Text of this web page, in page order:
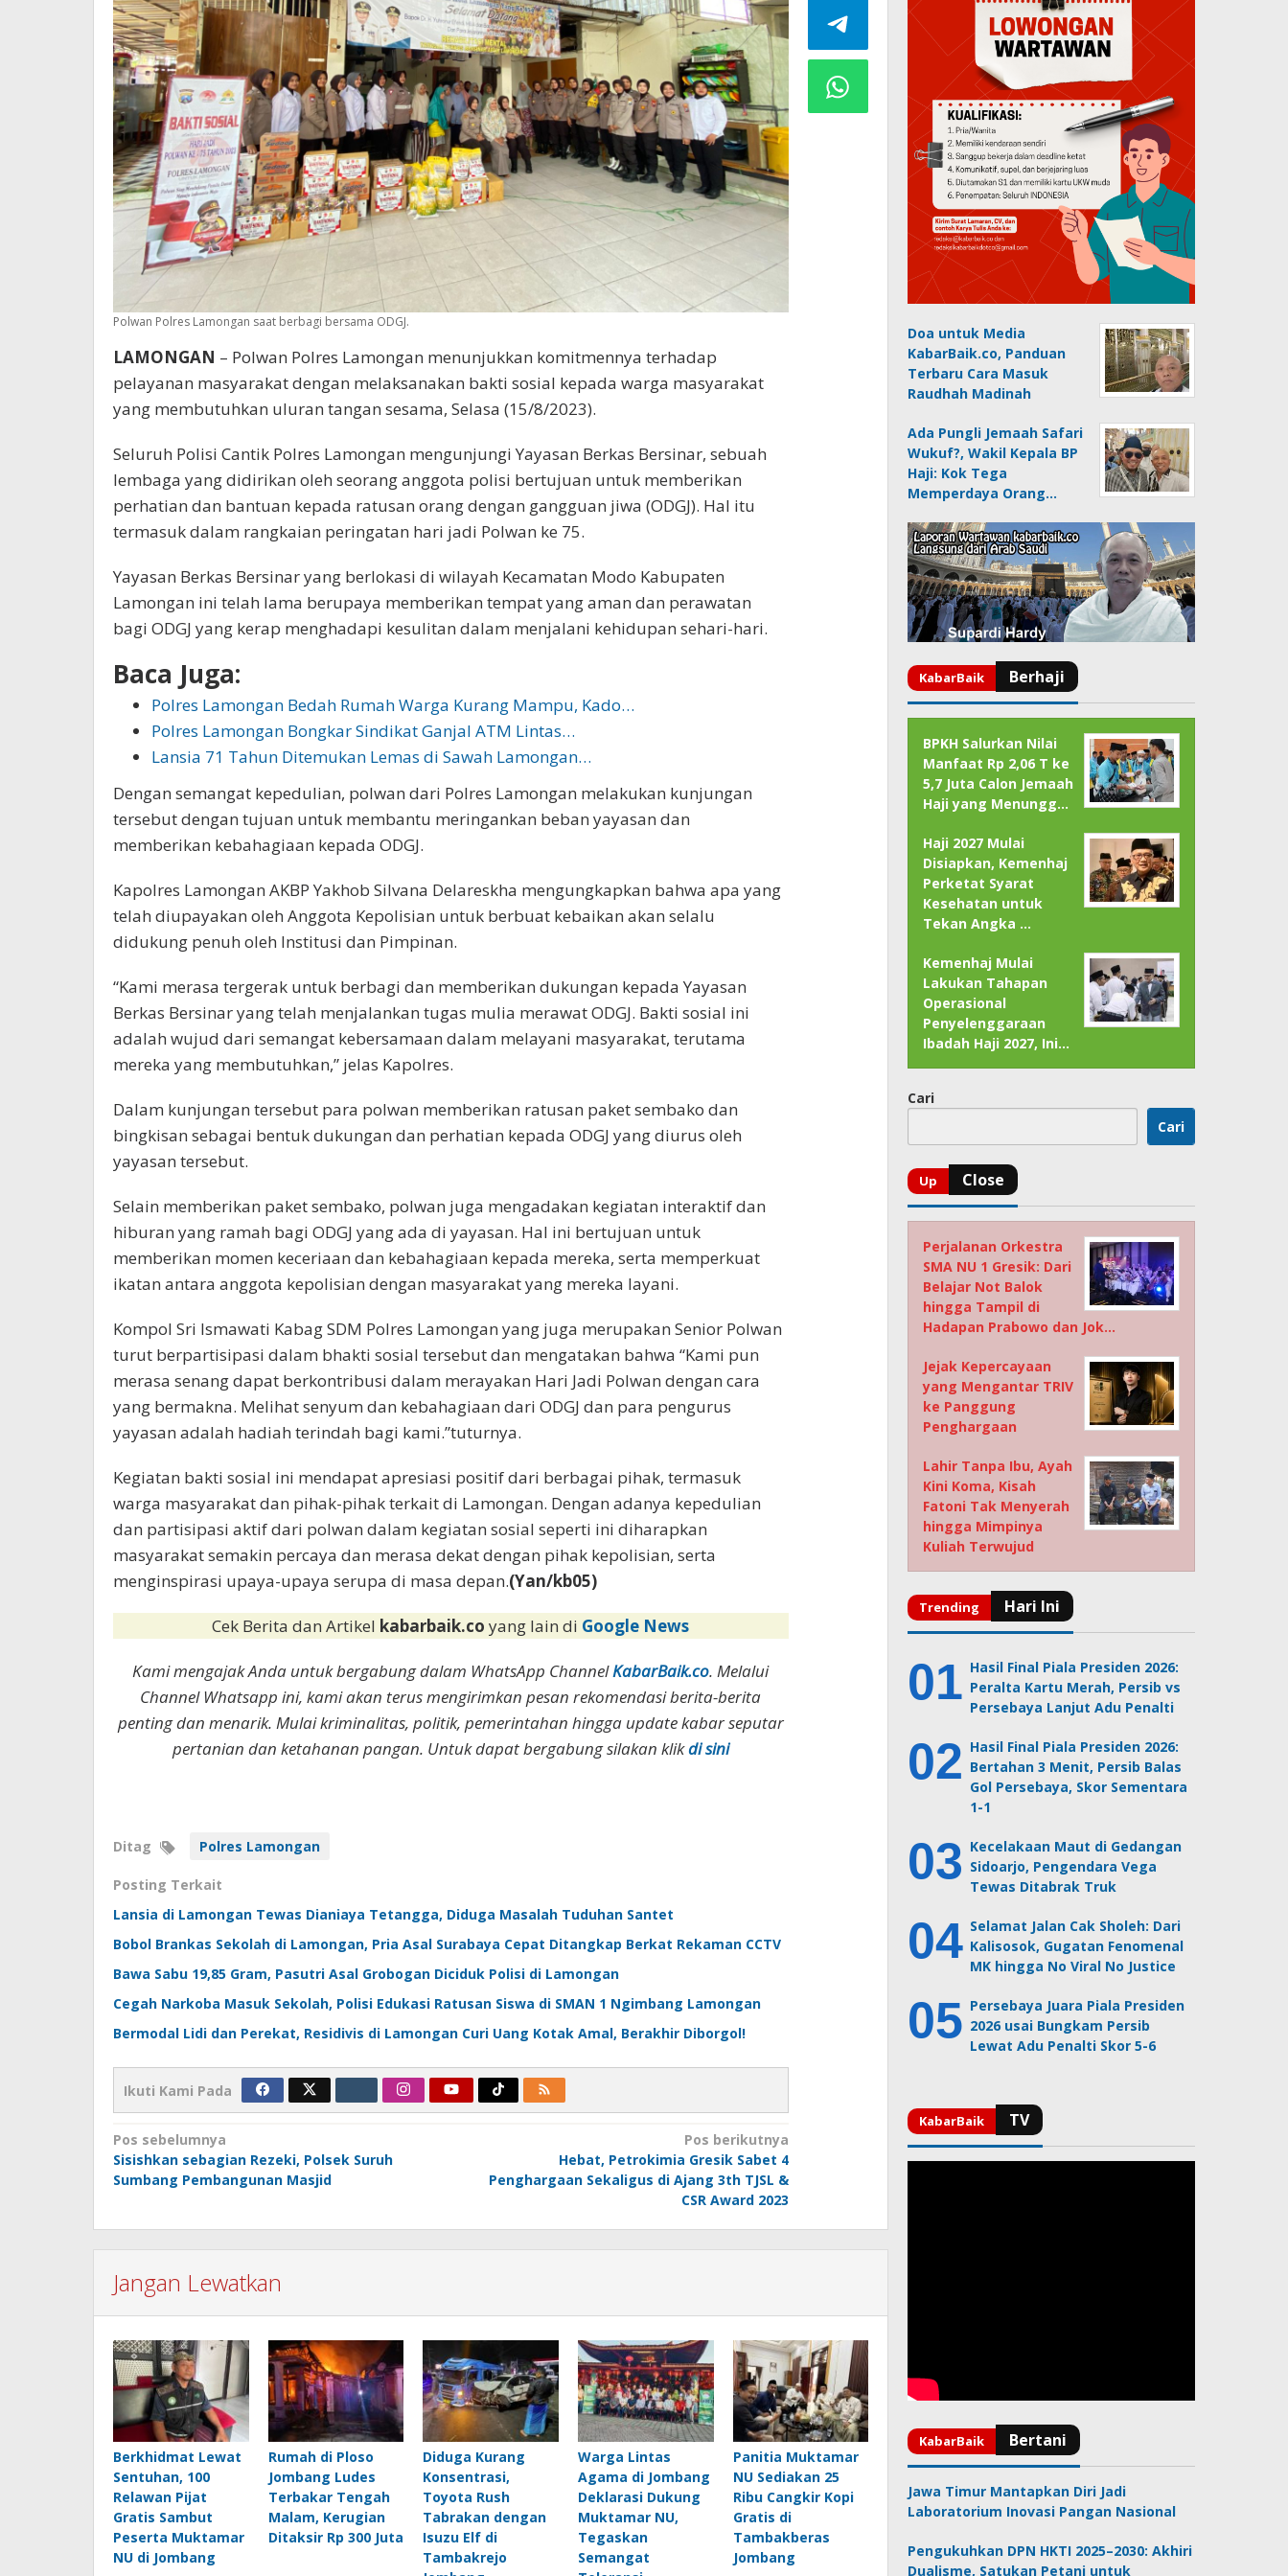
Polwan Polres Lamongan saat berbagi bersama ODGJ.
LAMONGAN – Polwan Polres Lamongan menunjukkan komitmennya terhadap
pelayanan masyarakat dengan melaksanakan bakti sosial kepada warga masyarakat
yang membutuhkan uluran tangan sesama, Selasa (15/8/2023).
Seluruh Polisi Cantik Polres Lamongan mengunjungi Yayasan Berkas Bersinar, sebuah
lembaga yang didirikan oleh seorang anggota polisi bertujuan untuk memberikan
perhatian dan bantuan kepada ratusan orang dengan gangguan jiwa (ODGJ). Hal itu
termasuk dalam rangkaian peringatan hari jadi Polwan ke 75.
Yayasan Berkas Bersinar yang berlokasi di wilayah Kecamatan Modo Kabupaten
Lamongan ini telah lama berupaya memberikan tempat yang aman dan perawatan
bagi ODGJ yang kerap menghadapi kesulitan dalam menjalani kehidupan sehari-hari.
Baca Juga:
Polres Lamongan Bedah Rumah Warga Kurang Mampu, Kado…
Polres Lamongan Bongkar Sindikat Ganjal ATM Lintas…
Lansia 71 Tahun Ditemukan Lemas di Sawah Lamongan…
Dengan semangat kepedulian, polwan dari Polres Lamongan melakukan kunjungan
tersebut dengan tujuan untuk membantu meringankan beban yayasan dan
memberikan kebahagiaan kepada ODGJ.
Kapolres Lamongan AKBP Yakhob Silvana Delareskha mengungkapkan bahwa apa yang
telah diupayakan oleh Anggota Kepolisian untuk berbuat kebaikan akan selalu
didukung penuh oleh Institusi dan Pimpinan.
“Kami merasa tergerak untuk berbagi dan memberikan dukungan kepada Yayasan
Berkas Bersinar yang telah menjalankan tugas mulia merawat ODGJ. Bakti sosial ini
adalah wujud dari semangat kebersamaan dalam melayani masyarakat, terutama
mereka yang membutuhkan,” jelas Kapolres.
Dalam kunjungan tersebut para polwan memberikan ratusan paket sembako dan
bingkisan sebagai bentuk dukungan dan perhatian kepada ODGJ yang diurus oleh
yayasan tersebut.
Selain memberikan paket sembako, polwan juga mengadakan kegiatan interaktif dan
hiburan yang ramah bagi ODGJ yang ada di yayasan. Hal ini bertujuan untuk
memberikan momen keceriaan dan kebahagiaan kepada mereka, serta memperkuat
ikatan antara anggota kepolisian dengan masyarakat yang mereka layani.
Kompol Sri Ismawati Kabag SDM Polres Lamongan yang juga merupakan Senior Polwan
turut berpartisipasi dalam bhakti sosial tersebut dan mengatakan bahwa “Kami pun
merasa senang dapat berkontribusi dalam merayakan Hari Jadi Polwan dengan cara
yang bermakna. Melihat senyum dan kebahagiaan dari ODGJ dan para pengurus
yayasan adalah hadiah terindah bagi kami.”tuturnya.
Kegiatan bakti sosial ini mendapat apresiasi positif dari berbagai pihak, termasuk
warga masyarakat dan pihak-pihak terkait di Lamongan. Dengan adanya kepedulian
dan partisipasi aktif dari polwan dalam kegiatan sosial seperti ini diharapkan
masyarakat semakin percaya dan merasa dekat dengan pihak kepolisian, serta
menginspirasi upaya-upaya serupa di masa depan.(Yan/kb05)
Cek Berita dan Artikel kabarbaik.coyang lain di Google News
Kami mengajak Anda untuk bergabung dalam WhatsApp ChannelKabarBaik.co. Melalui
Channel Whatsapp ini, kami akan terus mengirimkan pesan rekomendasi berita-berita
penting dan menarik. Mulai kriminalitas, politik, pemerintahan hingga update kabar seputar
pertanian dan ketahanan pangan. Untuk dapat bergabung silakan klikdi sini
Ditag Polres Lamongan
Posting Terkait
Lansia di Lamongan Tewas Dianiaya Tetangga, Diduga Masalah Tuduhan Santet
Bobol Brankas Sekolah di Lamongan, Pria Asal Surabaya Cepat Ditangkap Berkat Rekaman CCTV
Bawa Sabu 19,85 Gram, Pasutri Asal Grobogan Diciduk Polisi di Lamongan
Cegah Narkoba Masuk Sekolah, Polisi Edukasi Ratusan Siswa di SMAN 1 Ngimbang Lamongan
Bermodal Lidi dan Perekat, Residivis di Lamongan Curi Uang Kotak Amal, Berakhir Diborgol!
Ikuti Kami Pada
Navigasi
pos
Pos sebelumnya
Sisishkan sebagian Rezeki, Polsek Suruh
Sumbang Pembangunan Masjid
Pos berikutnya
Hebat, Petrokimia Gresik Sabet 4
Penghargaan Sekaligus di Ajang 3th TJSL &
CSR Award 2023
Jangan Lewatkan
Berkhidmat Lewat
Sentuhan, 100
Relawan Pijat
Gratis Sambut
Peserta Muktamar
NU di Jombang
Rumah di Ploso
Jombang Ludes
Terbakar Tengah
Malam, Kerugian
Ditaksir Rp 300 Juta
Diduga Kurang
Konsentrasi,
Toyota Rush
Tabrakan dengan
Isuzu Elf di
Tambakrejo
Warga Lintas
Agama di Jombang
Deklarasi Dukung
Muktamar NU,
Tegaskan
Semangat
Panitia Muktamar
NU Sediakan 25
Ribu Cangkir Kopi
Gratis di
Tambakberas
Jombang
Doa untuk Media
KabarBaik.co, Panduan
Terbaru Cara Masuk
Raudhah Madinah
Ada Pungli Jemaah Safari
Wukuf?, Wakil Kepala BP
Haji: Kok Tega
Memperdaya Orang…
BPKH Salurkan Nilai
Manfaat Rp 2,06 T ke
5,7 Juta Calon Jemaah
Haji yang Menungg…
Haji 2027 Mulai
Disiapkan, Kemenhaj
Perketat Syarat
Kesehatan untuk
Tekan Angka …
Kemenhaj Mulai
Lakukan Tahapan
Operasional
Penyelenggaraan
Ibadah Haji 2027, Ini…
Cari
Cari
Perjalanan Orkestra
SMA NU 1 Gresik: Dari
Belajar Not Balok
hingga Tampil di
Hadapan Prabowo dan Jok…
Jejak Kepercayaan
yang Mengantar TRIV
ke Panggung
Penghargaan
Lahir Tanpa Ibu, Ayah
Kini Koma, Kisah
Fatoni Tak Menyerah
hingga Mimpinya
Kuliah Terwujud
Hasil Final Piala Presiden 2026:
Peralta Kartu Merah, Persib vs
Persebaya Lanjut Adu Penalti
Hasil Final Piala Presiden 2026:
Bertahan 3 Menit, Persib Balas
Gol Persebaya, Skor Sementara
1-1
Kecelakaan Maut di Gedangan
Sidoarjo, Pengendara Vega
Tewas Ditabrak Truk
Selamat Jalan Cak Sholeh: Dari
Kalisosok, Gugatan Fenomenal
MK hingga No Viral No Justice
Persebaya Juara Piala Presiden
2026 usai Bungkam Persib
Lewat Adu Penalti Skor 5-6
Jawa Timur Mantapkan Diri Jadi
Laboratorium Inovasi Pangan Nasional
Pengukuhkan DPN HKTI 2025–2030: Akhiri
Dualisme, Satukan Petani untuk